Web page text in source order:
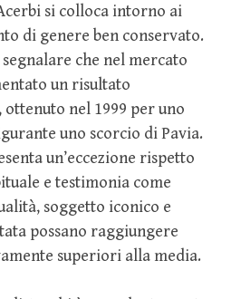
si colloca intorno ai
di genere ben conservato.
che nel mercato
un risultato
ottenuto nel 1999 per uno
uno scorcio di Pavia.
un’eccezione rispetto
e testimonia come
soggetto iconico e
possano raggiungere
superiori alla media.